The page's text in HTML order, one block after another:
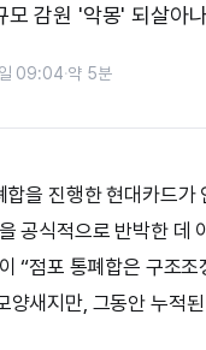
모 감원 '악몽' 되살아
09:04·약 5분
을 진행한 현대카드
공식적으로 반박한 데
“점포 통폐합은 구조
양새지만, 그동안 누적